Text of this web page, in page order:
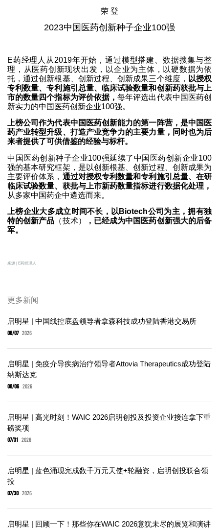
荣 登
2023中国医药创新种子企业100强
E药经理人从2019年开始，通过模型搭建、数据搜集与整
理，从医药创新现状出发，以企业为主体，以硬数据为依
托，通过创新根基、创新过程、创新成果三个维度， 以授权
专利数量、专利施引总量、临床试验数量和创新药获批与上
市的数量四个指标为评价依据，每年评选出代表中国医药创
新实力的中国医药创新企业100强。
上榜公司作为代表中国医药创新能力的第一阵营，是中国医
药产业转型升级、打造产业竞争力的主要力量，同时也为后
来者提供了可供借鉴的经验与标杆。
中国医药创新种子企业100强延续了中国医药创新企业100
强的基本研究框架，是以创新根基、创新过程、创新成果为
主要评价体系， 通过对授权专利数量和专利施引总量、在研
临床试验数量、获批与上市新药数量指标进行数据化处理，
从多家中国药企中遴选而来。
上榜企业大多成立时间不长，以Biotech公司为主，拥有独
特的创新产品 （技术）
，已经成为中国医药创新强大的后备
军。
来源 | E药经理人
更多新闻
启明星 | 中国线控底盘领导者拿森科技成功登陆香港交易所
08/07 2026
启明星 | 免疫介导疾病治疗领导者Attovia Therapeutics成功登陆
纳斯达克
08/06 2026
启明星 | 高光时刻！WAIC 2026启明创投及投资企业接连拿下重
磅奖项
07/31 2026
启明星 | 蓝色涌现完成数千万元天使+轮融资，启明创投联合领
投
07/30 2026
启明星 | 回顾一下！那些你在WAIC 2026意犹未尽的展览和演讲